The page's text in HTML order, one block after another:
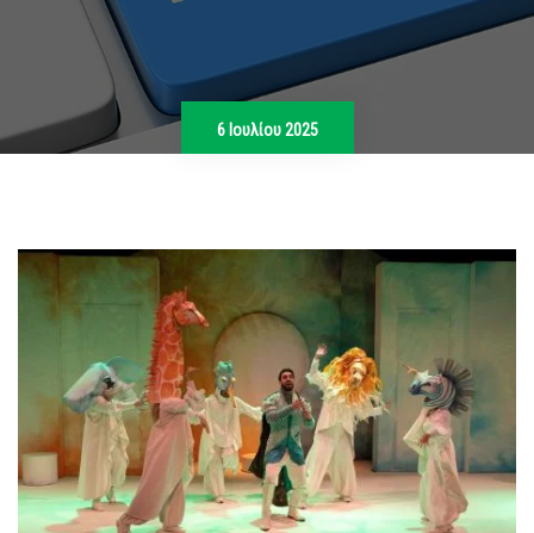
6 Ιουλίου 2025